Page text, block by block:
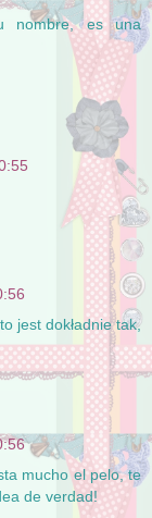
nombre, es una
jest dokładnie tak,
mucho el pelo, te
de verdad!